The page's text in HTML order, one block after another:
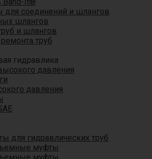
соединений и шлангов
шлангов
и шлангов
труб
гидравлика
давления
давления
для гидравлических труб
муфты